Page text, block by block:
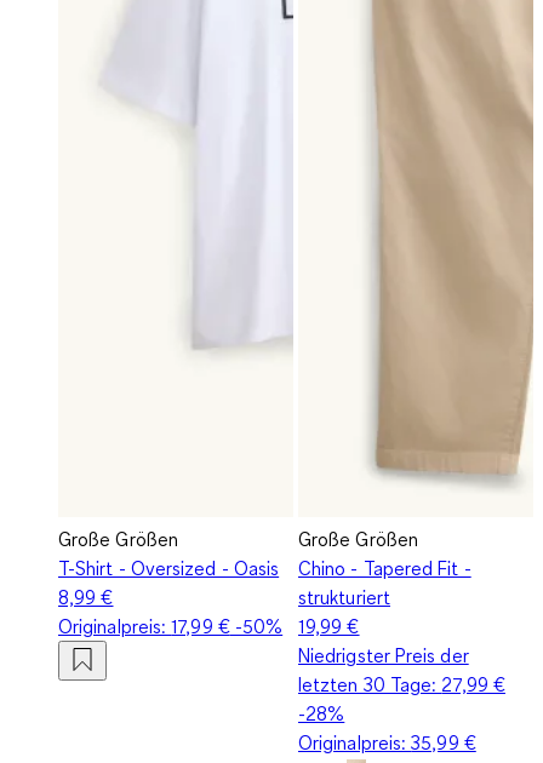
Große Größen
T-Shirt - Oversized - Oasis
8,99 €
Originalpreis:17,99 €-50%
Große Größen
Chino - Tapered Fit -
strukturiert
19,99 €
Niedrigster Preis der
letzten 30 Tage: 27,99 €
-28%
Originalpreis:35,99 €